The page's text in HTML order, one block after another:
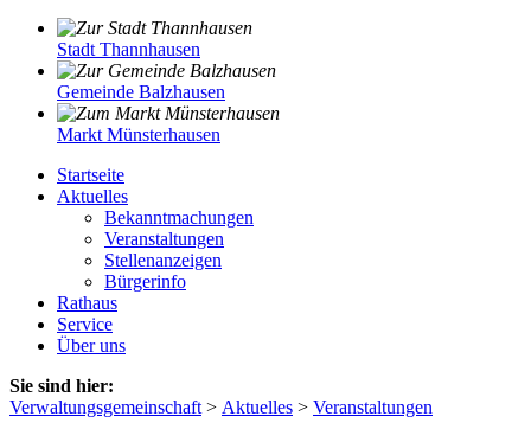
Stadt Thannhausen
Gemeinde Balzhausen
Markt Münsterhausen
Startseite
Aktuelles
Bekanntmachungen
Veranstaltungen
Stellenanzeigen
Bürgerinfo
Rathaus
Service
Über uns
Sie sind hier:
Verwaltungsgemeinschaft > Aktuelles > Veranstaltungen